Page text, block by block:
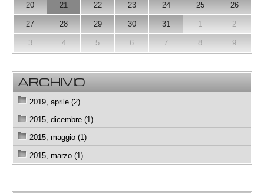
20 21 22 23 24 25 26
27 28 29 30 31 1 2
3 4 5 6 7 8 9
ARCHIVIO
2019, aprile (2)
2015, dicembre (1)
2015, maggio (1)
2015, marzo (1)